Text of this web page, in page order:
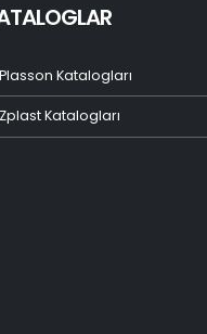
Plasson Katalogları
Zplast Katalogları